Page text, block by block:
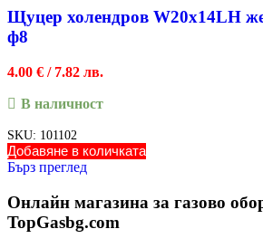
Щуцер холендров W20x14LH
ф8
4.00 € / 7.82 лв.
В наличност
SKU: 101102
Добавяне в количката
Бърз преглед
Онлайн магазина за газово
TopGasbg.com